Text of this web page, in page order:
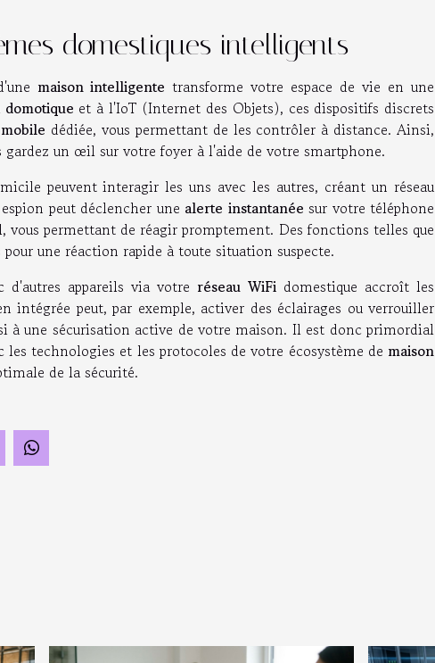
domestiques intelligents
maison intelligente transforme votre espace de vie en une
domotique et à l'IoT (Internet des Objets), ces dispositifs discrets
dédiée, vous permettant de les contrôler à distance. Ainsi,
gardez un œil sur votre foyer à l'aide de votre smartphone.
peuvent interagir les uns avec les autres, créant un réseau
peut déclencher une alerte instantanée sur votre téléphone
permettant de réagir promptement. Des fonctions telles que
une réaction rapide à toute situation suspecte.
appareils via votre réseau WiFi domestique accroît les
intégrée peut, par exemple, activer des éclairages ou verrouiller
à une sécurisation active de votre maison. Il est donc primordial
technologies et les protocoles de votre écosystème de maison
de la sécurité.